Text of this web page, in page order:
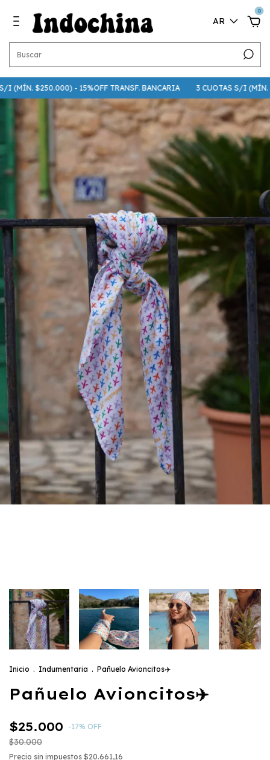
AR
0
$250.000) - 15%OFF TRANSF. BANCARIA 3 CUOTAS S/I (MÍN.
Inicio . Indumentaria . Pañuelo Avioncitos✈️
Pañuelo Avioncitos✈️
$25.000 -17% OFF
$30.000
Precio sin impuestos $20.661,16